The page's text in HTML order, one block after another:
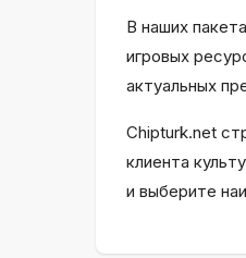
В наших
игровых
актуальных
Chipturk.net
клиента
и выберите